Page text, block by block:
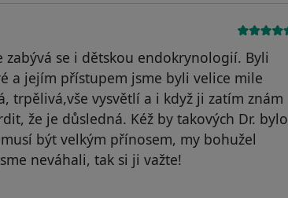
zabývá se i dětskou endokrynologií. Byli
a jejím přístupem jsme byli velice mile
trpělivá,vše vysvětlí a i když ji zatím znám
že je důsledná. Kéž by takových Dr. bylo
být velkým přínosem, my bohužel
neváhali, tak si ji važte!